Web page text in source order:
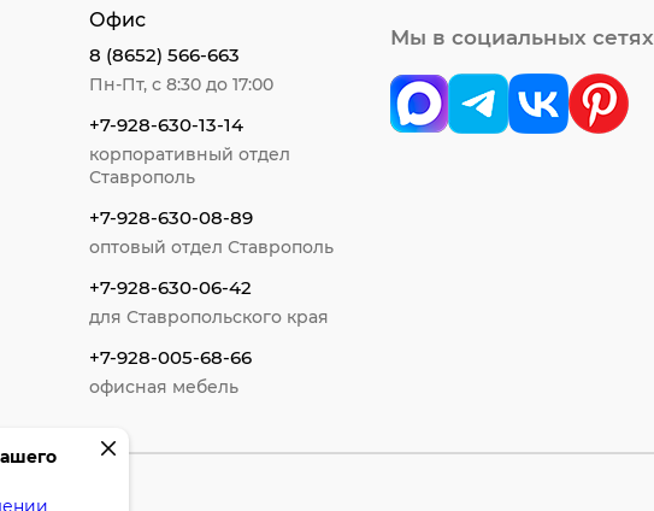
Офис
8 (8652) 566-663
Пн-Пт, с 8:30 до 17:00
+7-928-630-13-14
корпоративный отдел
Ставрополь
+7-928-630-08-89
оптовый отдел Ставрополь
+7-928-630-06-42
для Ставропольского края
+7-928-005-68-66
офисная мебель
Мы в социальных сетях